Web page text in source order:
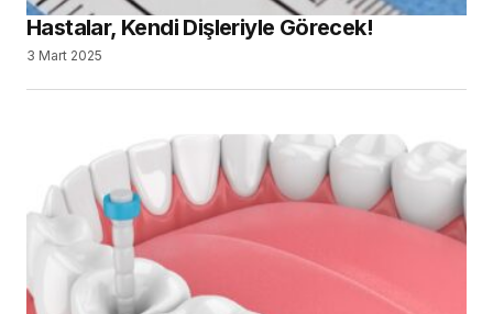
Hastalar, Kendi Dişleriyle Görecek!
3 Mart 2025